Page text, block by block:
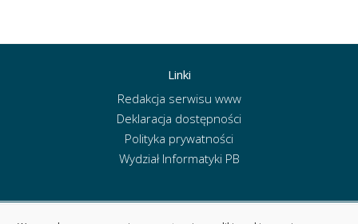
Linki
Redakcja serwisu www
Deklaracja dostępności
Polityka prywatności
Wydział Informatyki PB